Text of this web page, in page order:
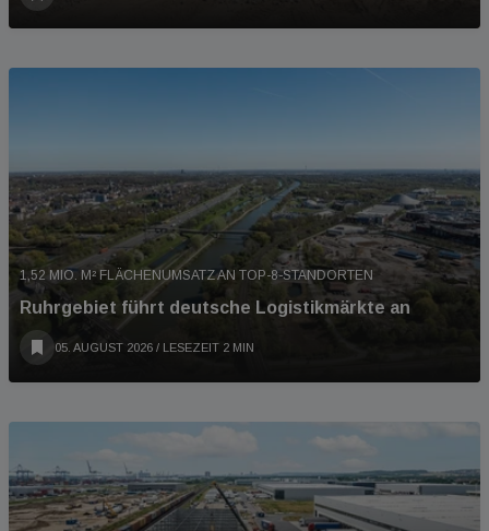
1,52 MIO. M² FLÄCHENUMSATZ AN TOP-8-STANDORTEN
Ruhrgebiet führt deutsche Logistikmärkte an
05. AUGUST 2026 / LESEZEIT 2 MIN